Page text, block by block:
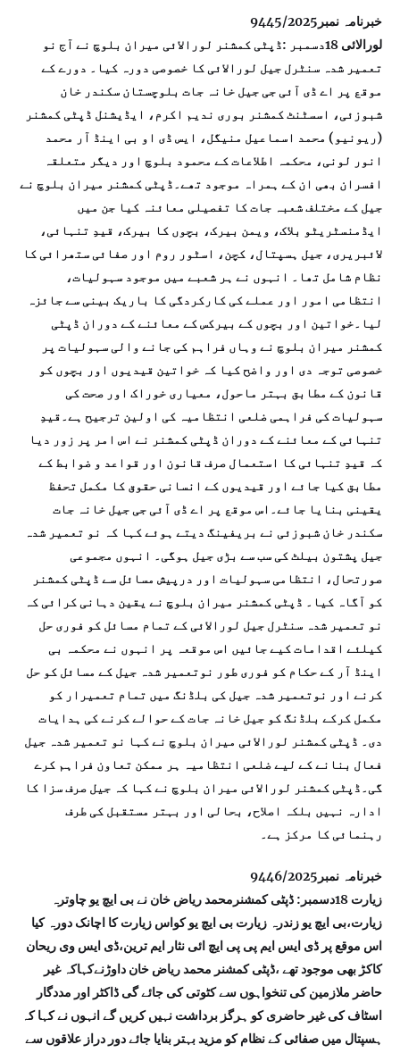
خبرنامہ نمبر9445/2025
لورالائی 18دسمبر :ڈپٹی کمشنر لورالائی میران بلوچ نے آج نو
تعمیر شدہ سنٹرل جیل لورالائی کا خصوصی دورہ کیا۔ دورے کے
موقع پر اے ڈی آئی جی جیل خانہ جات بلوچستان سکندر خان
شبوزئی، اسسٹنٹ کمشنر بوری ندیم اکرم، ایڈیشنل ڈپٹی کمشنر
(ریونیو) محمد اسماعیل منیگل، ایس ڈی او بی اینڈ آر محمد
انور لونی، محکمہ اطلاعات کے محمود بلوچ اور دیگر متعلقہ
افسران بھی ان کے ہمراہ موجود تھے۔ڈپٹی کمشنر میران بلوچ نے
جیل کے مختلف شعبہ جات کا تفصیلی معائنہ کیا جن میں
ایڈمنسٹریٹو بلاک، ویمن بیرک، بچوں کا بیرک، قیدِ تنہائی،
لائبریری، جیل ہسپتال، کچن، اسٹور روم اور صفائی ستھرائی کا
نظام شامل تھا۔ انہوں نے ہر شعبے میں موجود سہولیات،
انتظامی امور اور عملے کی کارکردگی کا باریک بینی سے جائزہ
لیا۔خواتین اور بچوں کے بیرکس کے معائنے کے دوران ڈپٹی
کمشنر میران بلوچ نے وہاں فراہم کی جانے والی سہولیات پر
خصوصی توجہ دی اور واضح کیا کہ خواتین قیدیوں اور بچوں کو
قانون کے مطابق بہتر ماحول، معیاری خوراک اور صحت کی
سہولیات کی فراہمی ضلعی انتظامیہ کی اولین ترجیح ہے۔قیدِ
تنہائی کے معائنے کے دوران ڈپٹی کمشنر نے اس امر پر زور دیا
کہ قیدِ تنہائی کا استعمال صرف قانون اور قواعد و ضوابط کے
مطابق کیا جائے اور قیدیوں کے انسانی حقوق کا مکمل تحفظ
یقینی بنایا جائے۔اس موقع پر اے ڈی آئی جی جیل خانہ جات
سکندر خان شبوزئی نے بریفینگ دیتے ہوئے کہا کہ نو تعمیر شدہ
جیل پشتون بیلٹ کی سب سے بڑی جیل ہوگی۔ انہوں مجموعی
صورتحال، انتظامی سہولیات اور درپیش مسائل سے ڈپٹی کمشنر
کو آگاہ کیا۔ ڈپٹی کمشنر میران بلوچ نے یقین دہانی کرائی کہ
نو تعمیر شدہ سنٹرل جیل لورالائی کے تمام مسائل کو فوری حل
کیلئے اقدامات کیے جائیں اس موقعہ پر انہوں نے محکمہ بی
اینڈ آر کے حکام کو فوری طور نوتعمیر شدہ جیل کے مسائل کو حل
کرنے اور نوتعمیر شدہ جیل کی بلڈنگ میں تمام تعمیرار کو
مکمل کرکے بلڈنگ کو جیل خانہ جات کے حوالے کرنے کی ہدایات
دی۔ ڈپٹی کمشنر لورالائی میران بلوچ نے کہا نو تعمیر شدہ جیل
فعال بنانے کے لیے ضلعی انتظامیہ ہر ممکن تعاون فراہم کرے
گی۔ڈپٹی کمشنر لورالائی میران بلوچ نے کہا کہ جیل صرف سزا کا
ادارہ نہیں بلکہ اصلاح، بحالی اور بہتر مستقبل کی طرف
رہنمائی کا مرکز ہے۔
خبرنامہ نمبر9446/2025
زیارت 18دسمبر: ڈپٹی کمشنرمحمد ریاض خان نے بی ایچ یو چاوترہ
زیارت،بی ایچ یو زندرہ زیارت بی ایچ یو کواس زیارت کا اچانک دورہ کیا
اس موقع پر ڈی ایس ایم پی پی ایچ ائی نثار ایم ترین،ڈی ایس وی ریحان
کاکڑ بھی موجود تھے ،ڈپٹی کمشنر محمد ریاض خان داوڑنےکہاکہ غیر
حاضر ملازمین کی تنخواہوں سے کٹوتی کی جائے گی ڈاکٹر اور مددگار
اسٹاف کی غیر حاضری کو ہرگز برداشت نہیں کریں گے انہوں نے کہا کہ
ہسپتال میں صفائی کے نظام کو مزید بہتر بنایا جائے دور دراز علاقوں سے